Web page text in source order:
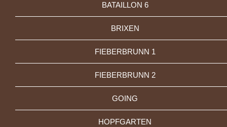
BATAILLON 6
BRIXEN
FIEBERBRUNN 1
FIEBERBRUNN 2
GOING
HOPFGARTEN